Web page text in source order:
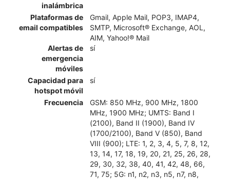
inalámbrica
Plataformas de
email compatibles
Gmail, Apple Mail, POP3, IMAP4,
SMTP, Microsoft® Exchange, AOL,
AIM, Yahoo!® Mail
Alertas de
emergencia
móviles
sí
Capacidad para
hotspot móvil
sí
Frecuencia
GSM: 850 MHz, 900 MHz, 1800
MHz, 1900 MHz; UMTS: Band I
(2100), Band II (1900), Band IV
(1700/2100), Band V (850), Band
VIII (900); LTE: 1, 2, 3, 4, 5, 7, 8, 12,
13, 14, 17, 18, 19, 20, 21, 25, 26, 28,
29, 30, 32, 38, 40, 41, 42, 48, 66,
71, 75; 5G: n1, n2, n3, n5, n7, n8,